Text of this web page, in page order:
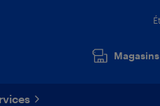
Magasins